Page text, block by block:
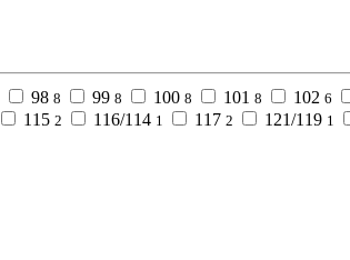
98 8 99 8 100 8 101 8 102 6
115 2 116/114 1 117 2 121/119 1